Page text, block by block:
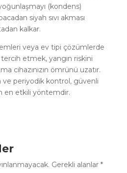
(kondens)
siyah sıvı akması
kalkar.
veya ev tipi çözümlerde
tercih etmek, yangın riskini
cihazınızın ömrünü uzatır.
periyodik kontrol, güvenli
en etkili yöntemdir.
Gerekli alanlar *